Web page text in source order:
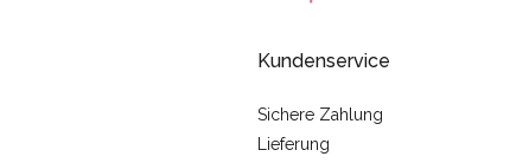
Kundenservice
Sichere Zahlung
Lieferung